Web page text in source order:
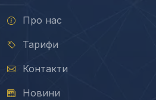
Про нас
Тарифи
Контакти
Новини